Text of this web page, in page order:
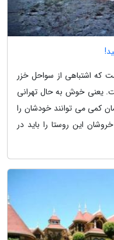
که اشتباهی از سواحل خزر
یعنی خوش به حال تهرانی
کمی می توانند خودشان را
این روستا را باید در